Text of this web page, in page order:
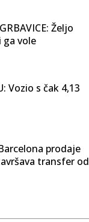
Željo
ga vole
Vozio s čak 4,13
prodaje
transfer od